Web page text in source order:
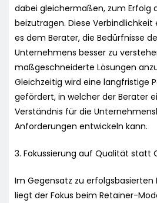
dabei gleichermaßen, zum Erfolg
beizutragen. Diese
es dem Berater, die Bedürfnisse
Unternehmens besser zu
maßgeschneiderte Lösungen
Gleichzeitig wird eine langfristige
gefördert, in welcher der Berater
Verständnis für die
Anforderungen entwickeln kann.
3. Fokussierung auf Qualität statt
Im Gegensatz zu erfolgsbasierten
liegt der Fokus beim Retainer-